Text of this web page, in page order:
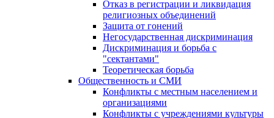
Отказ в регистрации и ликвидация
религиозных объединений
Защита от гонений
Негосударственная дискриминация
Дискриминация и борьба с
"сектантами"
Теоретическая борьба
Общественность и СМИ
Конфликты с местным населением и
организациями
Конфликты с учреждениями культуры